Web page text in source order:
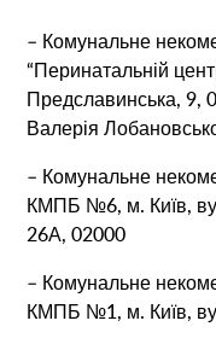
– Комунальне
“Перинатальній
Предславинська, 9,
Валерія
– Комунальне
КМПБ №6, м. Київ,
26А, 02000
– Комунальне
КМПБ №1, м. Київ,